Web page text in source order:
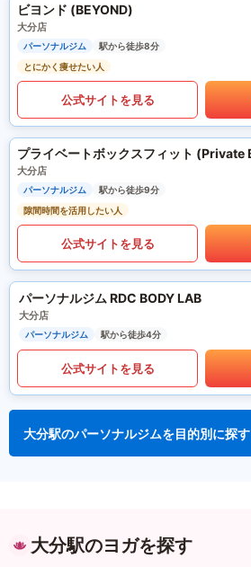
ビヨンド (BEYOND)
大分店
パーソナルジム
駅から徒歩8分
とにかく痩せたい人
公式サイトを見る
大分店
パーソナルジム
駅から徒歩9分
隙間時間を活用したい人
公式サイトを見る
パーソナルジム RDC BODY LAB
大分店
パーソナルジム 駅から徒歩4分
公式サイトを見る
大分駅のパーソナルジムを目的別に探す
大分駅のヨガを探す